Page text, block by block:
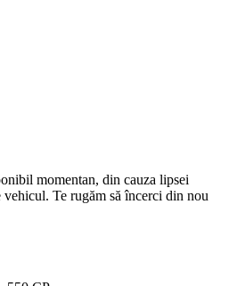
momentan, din cauza lipsei
Te rugăm să încerci din nou